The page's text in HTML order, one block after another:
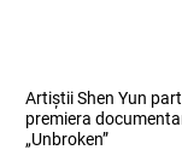
Artiștii Shen Yun
premiera
„Unbroken”